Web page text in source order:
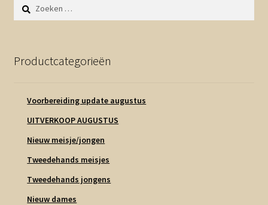
Zoeken
naar:
Productcategorieën
Voorbereiding update augustus
UITVERKOOP AUGUSTUS
Nieuw meisje/jongen
Tweedehands meisjes
Tweedehands jongens
Nieuw dames